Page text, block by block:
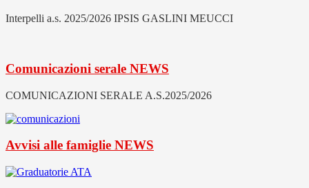
Interpelli a.s. 2025/2026 IPSIS GASLINI MEUCCI
Comunicazioni serale NEWS
COMUNICAZIONI SERALE A.S.2025/2026
Avvisi alle famiglie NEWS